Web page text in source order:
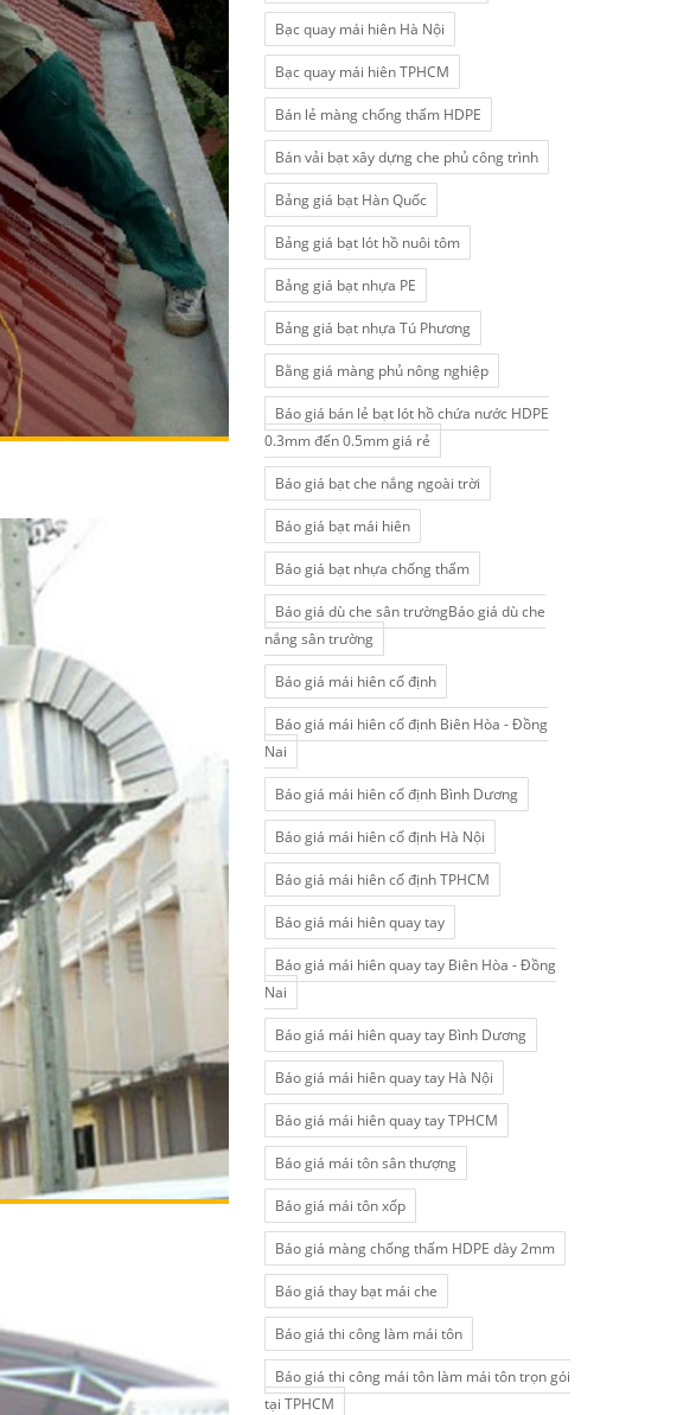
Bạc quay mái hiên Hà Nội
Bạc quay mái hiên TPHCM
Bán lẻ màng chống thấm HDPE
Bán vải bạt xây dựng che phủ công trình
Bảng giá bạt Hàn Quốc
Bảng giá bạt lót hồ nuôi tôm
Bảng giá bạt nhựa PE
Bảng giá bạt nhựa Tú Phương
Bằng giá màng phủ nông nghiệp
Báo giá bán lẻ bạt lót hồ chứa nước HDPE
0.3mm đến 0.5mm giá rẻ
Báo giá bạt che nắng ngoài trời
Báo giá bạt mái hiên
Báo giá bạt nhựa chống thấm
Báo giá dù che sân trườngBáo giá dù che
nắng sân trường
Báo giá mái hiên cố định
Báo giá mái hiên cố định Biên Hòa - Đồng
Nai
Báo giá mái hiên cố định Bình Dương
Báo giá mái hiên cố định Hà Nội
Báo giá mái hiên cố định TPHCM
Báo giá mái hiên quay tay
Báo giá mái hiên quay tay Biên Hòa - Đồng
Nai
Báo giá mái hiên quay tay Bình Dương
Báo giá mái hiên quay tay Hà Nội
Báo giá mái hiên quay tay TPHCM
Báo giá mái tôn sân thượng
Báo giá mái tôn xốp
Báo giá màng chống thấm HDPE dày 2mm
Báo giá thay bạt mái che
Báo giá thi công làm mái tôn
Báo giá thi công mái tôn làm mái tôn trọn gói
tại TPHCM